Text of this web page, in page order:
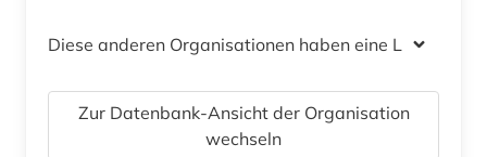
Diese anderen Organisationen haben eine Lizenz
Zur Datenbank-Ansicht der Organisation
wechseln